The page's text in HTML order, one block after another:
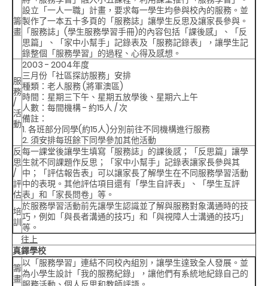
籌
畫
設立「一人一職」計畫，要求每一學生均參與校內的服務。並
製作了一本五十多頁的「服務誌」讓學生反思及讓家長參與。
「服務誌」(學生服務學習手冊)的內容包括「課後感」、「反
思篇」、「家中小幫手」記錄表及「服務記錄表」，讓學生記
錄整個「服務學習」的過程、心得及感想。
服
務
/
活
動
2003 - 2004年度
三月份「社區探訪服務」安排
種類：老人服務 (將軍澳區)
時間：星期三下午、星期五放學後、星期六上午
人數：每間機構 - 約15人 / 次
備註：
1. 各班部分同學(約15人)分別前往不同機構進行服務
2. 須安排每班餘下同學參加其他活動
反
思
/
評
估
每一課堂後讓學生填寫「服務誌」的課後感；「反思篇」讓學
生就不同課題作反思；「家中小幫手」記錄表讓家長參與其
中；「評估報告表」可以讓家長了解學生在不同服務學習活動
中的表現。其他評估項目還有「學生自評表」、「學生互評
表」和「家長問卷」等。
培
訓
於服務學習活動前先讓學生認識並了解與服務對象溝通時的技
巧，例如「與長者溝通的技巧」和「與視障人士溝通的技巧」
等。
往上
真鐸學校
籌
畫
以「服務學習」連結不同校內組別，讓學生達致全人發展。並
為小學生設計「我的服務紀錄」，讓他們有系統地紀錄自己的